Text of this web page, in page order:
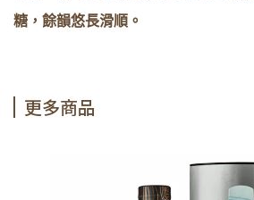
糖，餘韻悠長滑順。
更多商品